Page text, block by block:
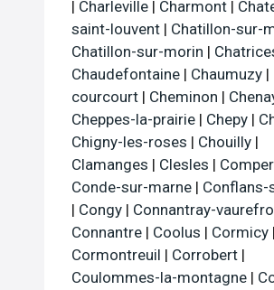
| Charleville | Charmont |
saint-louvent | Chatillon-sur-
Chatillon-sur-morin |
Chaudefontaine | Chaumuzy |
courcourt | Cheminon |
Cheppes-la-prairie | Chepy |
Chigny-les-roses | Chouilly |
Clamanges | Clesles |
Conde-sur-marne | Conflans-
| Congy | Connantray-
Connantre | Coolus | Cormicy |
Cormontreuil | Corrobert |
Coulommes-la-montagne |